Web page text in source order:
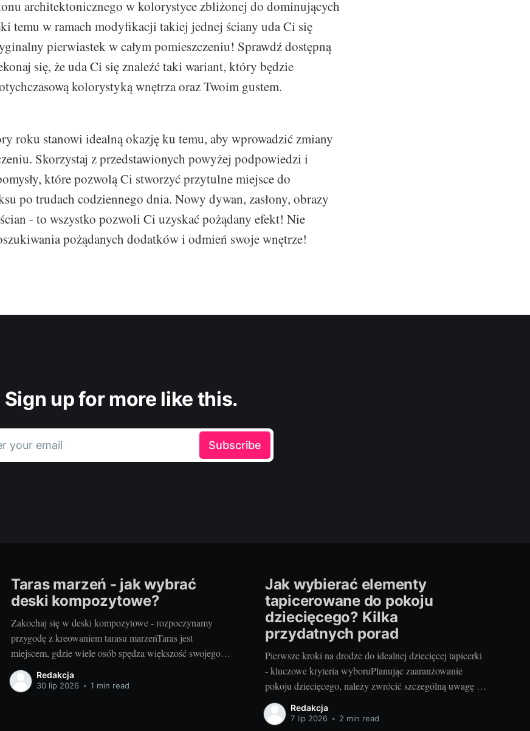
architektonicznego w kolorystyce zbliżonej do dominujących
temu w ramach modyfikacji takiej jednej ściany uda Ci się
pierwiastek w całym pomieszczeniu! Sprawdź dostępną
się, że uda Ci się znaleźć taki wariant, który będzie
kolorystyką wnętrza oraz Twoim gustem.
roku stanowi idealną okazję ku temu, aby wprowadzić zmiany
Skorzystaj z przedstawionych powyżej podpowiedzi i
które pozwolą Ci stworzyć przytulne miejsce do
po trudach codziennego dnia. Nowy dywan, zasłony, obrazy
- to wszystko pozwoli Ci uzyskać pożądany efekt! Nie
pożądanych dodatków i odmień swoje wnętrze!
Sign up for more like this.
your email Subscribe
Taras marzeń - jak wybrać
deski kompozytowe?
Zakochaj się w deski kompozytowe - rozpoczynamy
przygodę z kreowaniem tarasu marzeńTaras jest
miejscem, gdzie wiele osób spędza większość swojego
wolnego czasu, zwłaszcza w okresie wiosenno-letnim.
Zarówno letnie, słoneczne dni, jak i chłodniejsze,
Redakcja
30 lip 2026 • 1 min read
Jak wybierać elementy
tapicerowane do pokoju
dziecięcego? Kilka
przydatnych porad
Pierwsze kroki na drodze do idealnej dziecięcej tapicerki
- kluczowe kryteria wyboruPlanując zaaranżowanie
pokoju dziecięcego, należy zwrócić szczególną uwagę na
wybór odpowiednich elementów tapicerowanych. Są one
nie tylko ważnym elementem stylistycznym, ale również
Redakcja
7 lip 2026 • 2 min read